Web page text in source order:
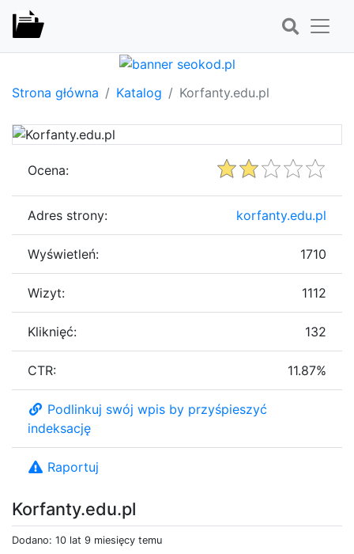
Strona główna Katalog Korfanty.edu.pl
Korfanty.edu.pl
Dodano: 10 lat 9 miesięcy temu
Ocena:
Adres strony: korfanty.edu.pl
Wyświetleń: 1710
Wizyt: 1112
Kliknięć: 132
CTR: 11.87%
Podlinkuj swój wpis by przyśpieszyć
indeksację
Raportuj